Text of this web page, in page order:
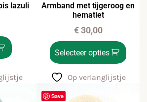
lazuli
Armband met tijgeroog en
hematiet
€30,00
Selecteer opties
Op verlanglijstje
Save